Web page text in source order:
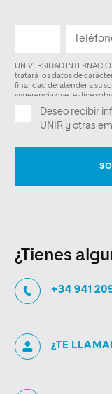
¿Tienes
+34 941
¿TE